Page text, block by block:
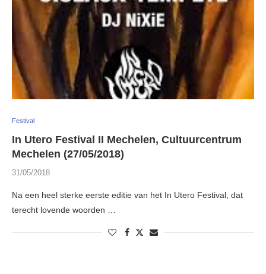
Festival
In Utero Festival II Mechelen, Cultuurcentrum
Mechelen (27/05/2018)
31/05/2018
Na een heel sterke eerste editie van het In Utero Festival, dat
terecht lovende woorden …